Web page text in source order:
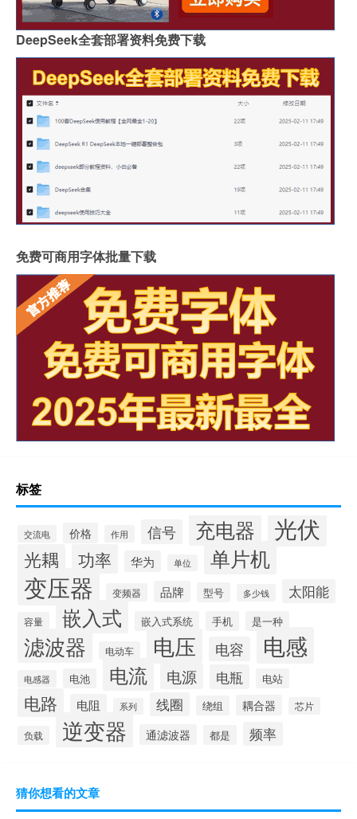
DeepSeek全套部署资料免费下载
免费可商用字体批量下载
标签
交流电 价格 作用 信号 充电器 光伏
光耦 功率 华为 单位 单片机
变压器 变频器 品牌 型号 多少钱 太阳能
容量 嵌入式 嵌入式系统 手机 是一种
滤波器 电动车 电压 电容 电感
电感器 电池 电流 电源 电瓶 电站
电路 电阻 系列 线圈 绕组 耦合器 芯片
负载 逆变器 通滤波器 都是 频率
猜你想看的文章